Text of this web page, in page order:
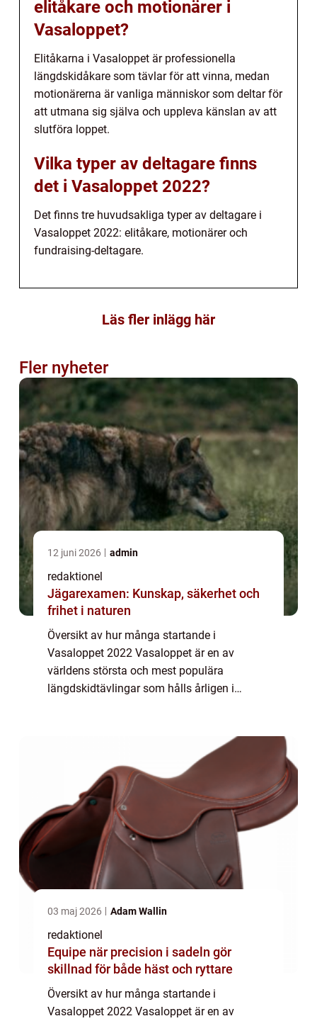
elitåkare och motionärer i
Vasaloppet?
Elitåkarna i Vasaloppet är professionella
längdskidåkare som tävlar för att vinna, medan
motionärerna är vanliga människor som deltar för
att utmana sig själva och uppleva känslan av att
slutföra loppet.
Vilka typer av deltagare finns
det i Vasaloppet 2022?
Det finns tre huvudsakliga typer av deltagare i
Vasaloppet 2022: elitåkare, motionärer och
fundraising-deltagare.
Läs fler inlägg här
Fler nyheter
12 juni 2026 admin
redaktionel
Jägarexamen: Kunskap, säkerhet och
frihet i naturen
Översikt av hur många startande i
Vasaloppet 2022 Vasaloppet är en av
världens största och mest populära
längdskidtävlingar som hålls årligen i
03 maj 2026 Adam Wallin
redaktionel
Equipe när precision i sadeln gör
skillnad för både häst och ryttare
Översikt av hur många startande i
Vasaloppet 2022 Vasaloppet är en av